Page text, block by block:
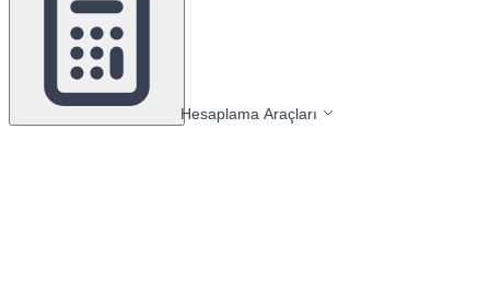
Hesaplama Araçları